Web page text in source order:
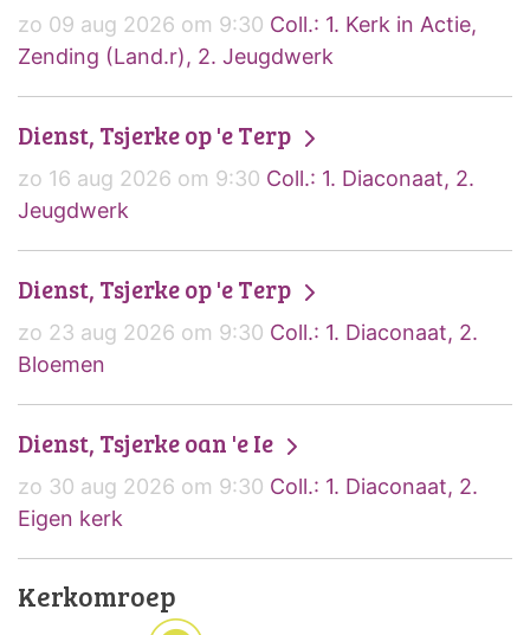
zo 09 aug 2026 om 9:30 Coll.: 1. Kerk in Actie,
Zending (Land.r), 2. Jeugdwerk
Dienst, Tsjerke op 'e Terp
zo 16 aug 2026 om 9:30 Coll.: 1. Diaconaat, 2.
Jeugdwerk
Dienst, Tsjerke op 'e Terp
zo 23 aug 2026 om 9:30 Coll.: 1. Diaconaat, 2.
Bloemen
Dienst, Tsjerke oan 'e Ie
zo 30 aug 2026 om 9:30 Coll.: 1. Diaconaat, 2.
Eigen kerk
Kerkomroep